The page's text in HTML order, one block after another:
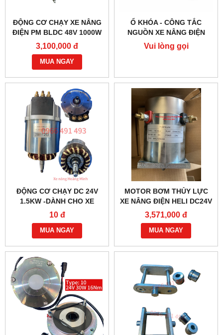
ĐỘNG CƠ CHẠY XE NÂNG
ĐIỆN PM BLDC 48V 1000W
– HIỆU SUẤT CAO
3,100,000 đ
MUA NGAY
Ổ KHÓA - CÔNG TẮC
NGUỒN XE NÂNG ĐIỆN
JK404C-1
Vui lòng gọi
ĐỘNG CƠ CHẠY DC 24V
1.5KW -DÀNH CHO XE
NÂNG ĐIỆN HELI CBD30-
470 BỀN BỈ
10 đ
MUA NGAY
MOTOR BƠM THỦY LỰC
XE NÂNG ĐIỆN HELI DC24V
1.2KW- YC2412
3,571,000 đ
MUA NGAY